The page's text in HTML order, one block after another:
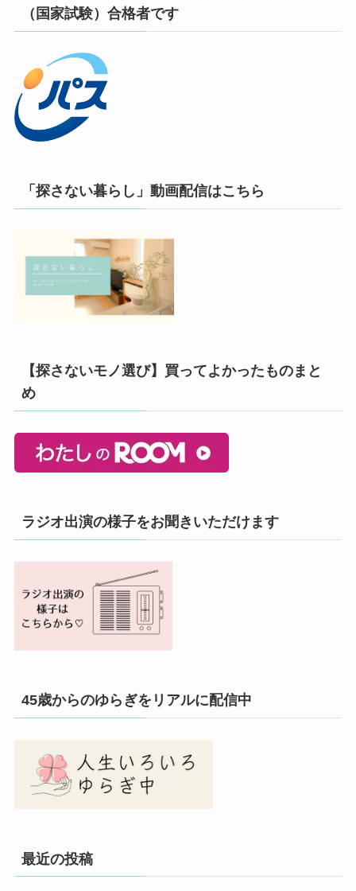
（国家試験）合格者です
「探さない暮らし」動画配信はこちら
【探さないモノ選び】買ってよかったものまと
め
ラジオ出演の様子をお聞きいただけます
45歳からのゆらぎをリアルに配信中
最近の投稿